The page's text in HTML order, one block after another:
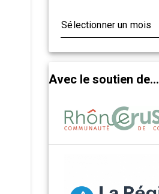
Avec le soutien de...